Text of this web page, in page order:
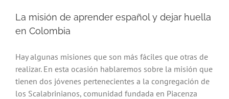
La misión de aprender español y dejar huella
en Colombia
Hay algunas misiones que son más fáciles que otras de
realizar. En esta ocasión hablaremos sobre la misión que
tienen dos jóvenes pertenecientes a la congregación de
los Scalabrinianos, comunidad fundada en Piacenza